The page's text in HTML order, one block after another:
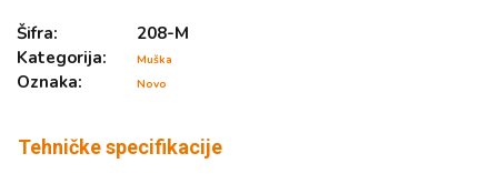
Šifra:
208-M
Kategorija:
Muška
Oznaka: Novo
Tehničke specifikacije